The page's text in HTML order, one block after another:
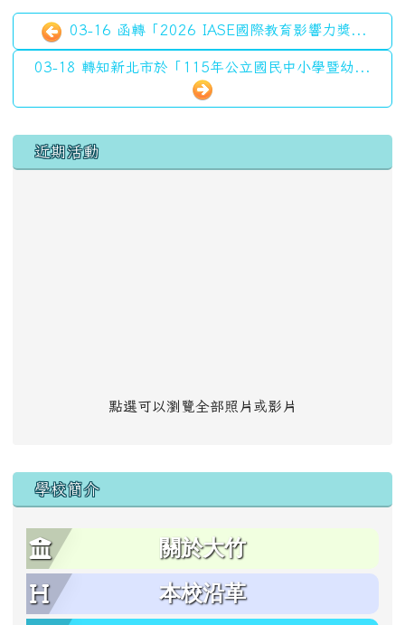
03-16 函轉「2026 IASE國際教育影響力獎...
03-18 轉知新北市於「115年公立國民中小學暨幼...
左邊區域內容
近期活動
點選可以瀏覽全部照片或影片
學校簡介
關於大竹
本校沿革